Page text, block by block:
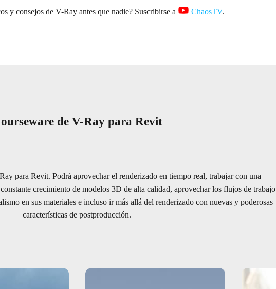
y consejos de V-Ray antes que nadie? Suscribirse a ChaosTV.
de V-Ray para Revit
para Revit. Podrá aprovechar el renderizado en tiempo real, trabajar con una
crecimiento de modelos 3D de alta calidad, aprovechar los flujos de trabajo
en sus materiales e incluso ir más allá del renderizado con nuevas y poderosas
características de postproducción.